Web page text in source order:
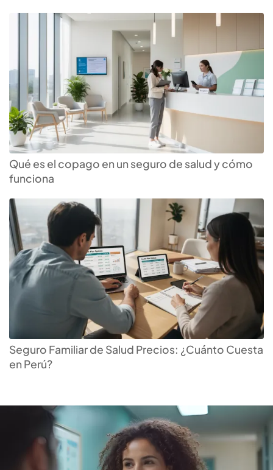
Qué es el copago en un seguro de salud y cómo
funciona
Seguro Familiar de Salud Precios: ¿Cuánto Cuesta
en Perú?
Descubre elseguro de
saludque más te conviene